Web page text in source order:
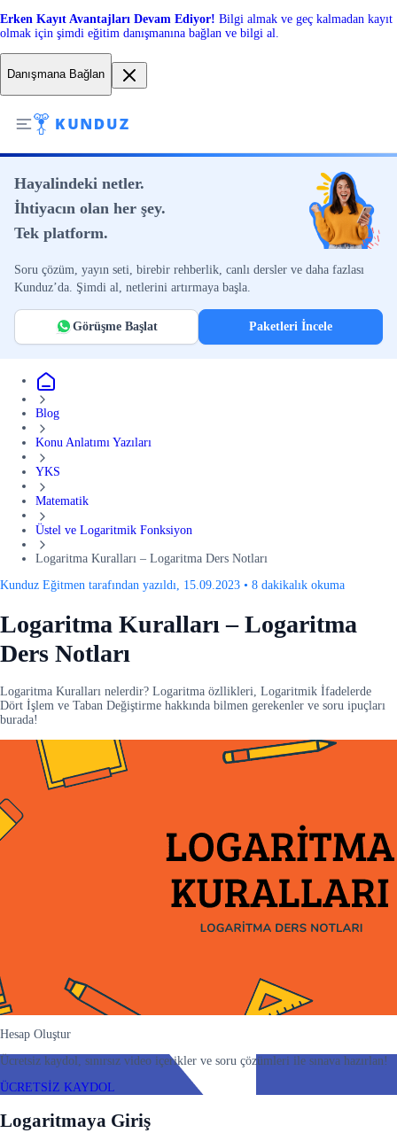
Erken Kayıt Avantajları Devam Ediyor! Bilgi almak ve geç kalmadan kayıt
olmak için şimdi eğitim danışmanına bağlan ve bilgi al.
Danışmana Bağlan
Hayalindeki netler.
İhtiyacın olan her şey.
Tek platform.
Soru çözüm, yayın seti, birebir rehberlik, canlı dersler ve daha fazlası
Kunduz’da. Şimdi al, netlerini artırmaya başla.
Görüşme Başlat Paketleri İncele
Blog
Konu Anlatımı Yazıları
YKS
Matematik
Üstel ve Logaritmik Fonksiyon
Logaritma Kuralları – Logaritma Ders Notları
Kunduz Eğitmen tarafından yazıldı, 15.09.2023 • 8 dakikalık okuma
Logaritma Kuralları – Logaritma
Ders Notları
Logaritma Kuralları nelerdir? Logaritma özllikleri, Logaritmik İfadelerde
Dört İşlem ve Taban Değiştirme hakkında bilmen gerekenler ve soru ipuçları
burada!
Hesap Oluştur
Ücretsiz kaydol, sınırsız video içerikler ve soru çözümleri ile sınava hazırlan!
ÜCRETSİZ KAYDOL
Logaritmaya Giriş